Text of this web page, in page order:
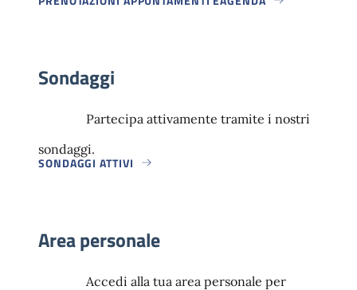
Sondaggi
Partecipa attivamente tramite i nostri
sondaggi.
SONDAGGI ATTIVI
Area personale
Accedi alla tua area personale per